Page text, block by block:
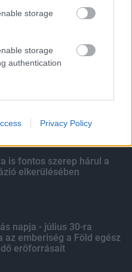
storage
storage
authentication
Privacy Policy
segíti
Gál Ferenc Egyetem
is fontos szerep hárul a
elkerülésében
napja - július 30-ra
az emberiség a Föld egész
erőforrásait